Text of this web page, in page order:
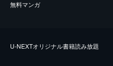
無料マンガ
U-NEXTオリジナル書籍読み放題